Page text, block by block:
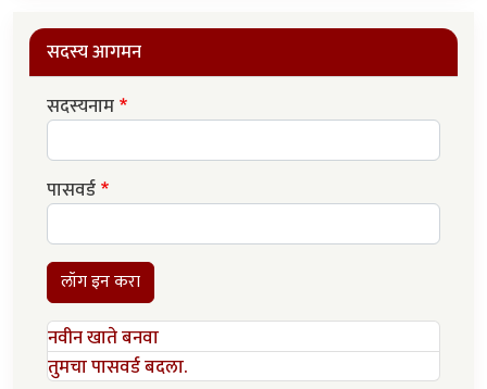
सदस्य आगमन
सदस्यनाम
पासवर्ड
लॉग इन करा
नवीन खाते बनवा
तुमचा पासवर्ड बदला.